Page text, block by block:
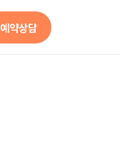
예약상담